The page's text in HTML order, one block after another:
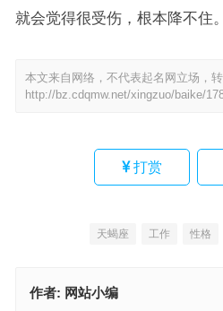
就会觉得很受伤，根本降不住。
本文来自网络，不代表起名网立场，转
http://bz.cdqmw.net/xingzuo/baike/
打赏
天蝎座 工作 性格
作者: 网站小编